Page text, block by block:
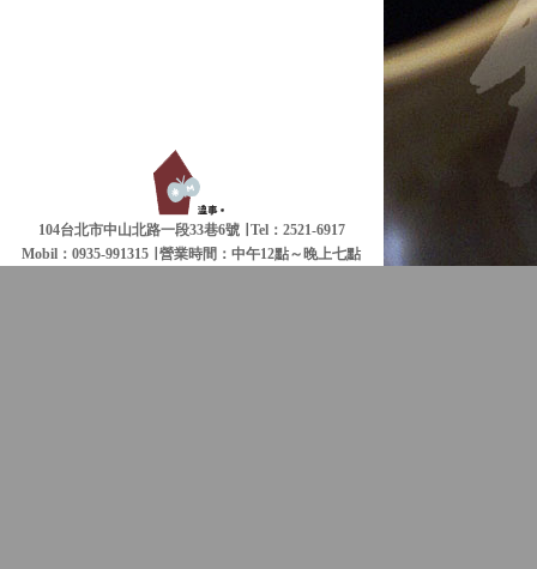
104台北市中山北路一段33巷6號 ∣ Tel：2521-6917
Mobil：0935-991315 ∣
營業時間：中午12點～晚上七點